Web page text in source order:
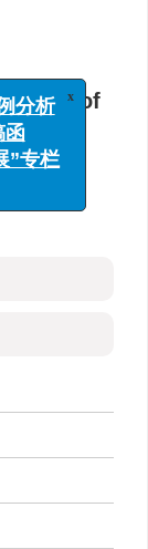
of
Dali
x
分析
函
”专栏